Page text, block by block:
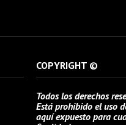
COPYRIGHT ©
Todos los derechos
Está prohibido el uso
aquí expuesto para